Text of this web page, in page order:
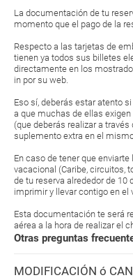
La documentación de tu
momento que el pago de la
Respecto a las tarjetas de
tienen ya todos sus billetes
directamente en los
in por su web.
Eso sí, deberás estar atento
a que muchas de ellas
(que deberás realizar a
suplemento extra en el
En caso de tener que
vacacional (Caribe, circuitos,
de tu reserva alrededor de 10
imprimir y llevar contigo en el
Esta documentación te será
aérea a la hora de realizar el
Otras preguntas
MODIFICACIÓN ó